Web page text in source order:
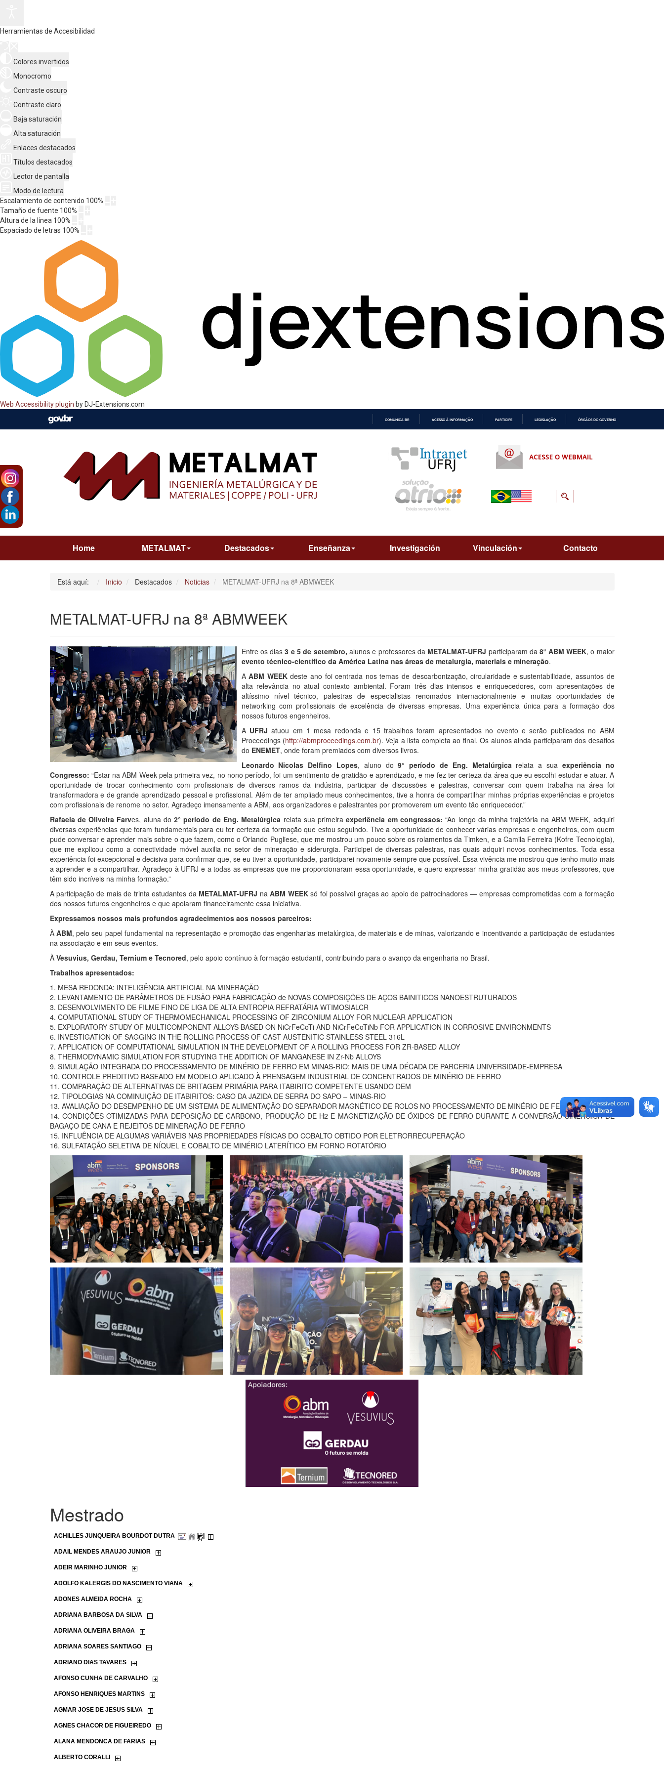
Herramientas de Accesibilidad
Colores invertidos
Monocromo
Contraste oscuro
Contraste claro
Baja saturación
Alta saturación
Enlaces destacados
Títulos destacados
Lector de pantalla
Modo de lectura
Escalamiento de contenido 100%
Tamaño de fuente 100%
Altura de la línea 100%
Espaciado de letras 100%
Web Accessibility plugin by DJ-Extensions.com
COMUNICA BR ACESSO À INFORMAÇÃO PARTICIPE LEGISLAÇÃO ÓRGÃOS DO GOVERNO
Home METALMAT Destacados Enseñanza Investigación Vinculación Contacto
Está aquí: Inicio Destacados Noticias METALMAT-UFRJ na 8ª ABMWEEK
METALMAT-UFRJ na 8ª ABMWEEK
Entre os dias3 e 5 de setembro, alunos e professores da METALMAT-UFRJ participaram da 8ª ABM WEEK, o maior
evento técnico-científico da América Latina nas áreas de metalurgia, materiais e mineração.
AABM WEEKdeste ano foi centrada nos temas de descarbonização, circularidade e sustentabilidade, assuntos de
alta relevância no atual contexto ambiental. Foram três dias intensos e enriquecedores, com apresentações de
altíssimo nível técnico, palestras de especialistas renomados internacionalmente e muitas oportunidades de
networking com profissionais de excelência de diversas empresas. Uma experiência única para a formação dos
nossos futuros engenheiros.
A UFRJ atuou em 1 mesa redonda e 15 trabalhos foram apresentados no evento e serão publicados no ABM
Proceedings (http://abmproceedings.com.br). Veja a lista completa ao final. Os alunos ainda participaram dos desafios
do ENEMET, onde foram premiados com diversos livros.
Leonardo Nicolas Delfino Lopes, aluno do 9° período de Eng. Metalúrgica relata a sua experiência no
Congresso: “Estar na ABM Week pela primeira vez, no nono período, foi um sentimento de gratidão e aprendizado, e me fez ter certeza da área que eu escolhi estudar e atuar. A
oportunidade de trocar conhecimento com profissionais de diversos ramos da indústria, participar de discussões e palestras, conversar com quem trabalha na área foi
transformadora e de grande aprendizado pessoal e profissional. Além de ter ampliado meus conhecimentos, tive a honra de compartilhar minhas próprias experiências e projetos
com profissionais de renome no setor. Agradeço imensamente a ABM, aos organizadores e palestrantes por promoverem um evento tão enriquecedor.”
Rafaela de Oliveira Farves, aluna do2° período de Eng. Metalúrgica relata sua primeiraexperiência em congressos:“Ao longo da minha trajetória na ABM WEEK, adquiri
diversas experiências que foram fundamentais para eu ter certeza da formação que estou seguindo. Tive a oportunidade de conhecer várias empresas e engenheiros, com quem
pude conversar e aprender mais sobre o que fazem, como o Orlando Pugliese, que me mostrou um pouco sobre os rolamentos da Timken, e a Camila Ferreira (Kofre Tecnologia),
que me explicou como a conectividade móvel auxilia no setor de mineração e siderurgia. Participei de diversas palestras, nas quais adquiri novos conhecimentos. Toda essa
experiência foi excepcional e decisiva para confirmar que, se eu tiver a oportunidade, participarei novamente sempre que possível. Essa vivência me mostrou que tenho muito mais
a aprender e a compartilhar. Agradeço à UFRJ e a todas as empresas que me proporcionaram essa oportunidade, e quero expressar minha gratidão aos meus professores, que
têm sido incríveis na minha formação.”
A participação de mais de trinta estudantes da METALMAT-UFRJ naABM WEEKsó foi possível graças ao apoio de patrocinadores — empresas comprometidas com a formação
dos nossos futuros engenheiros e que apoiaram financeiramente essa iniciativa.
Expressamos nossos mais profundos agradecimentos aos nossos parceiros:
À ABM, pelo seu papel fundamental na representação e promoção das engenharias metalúrgica, de materiais e de minas, valorizando e incentivando a participação de estudantes
na associação e em seus eventos.
À Vesuvius, Gerdau, Ternium e Tecnored, pelo apoio contínuo à formação estudantil, contribuindo para o avanço da engenharia no Brasil.
Trabalhos apresentados:
1. MESA REDONDA: INTELIGÊNCIA ARTIFICIAL NA MINERAÇÃO
2. LEVANTAMENTO DE PARÂMETROS DE FUSÃO PARA FABRICAÇÃO de NOVAS COMPOSIÇÕES DE AÇOS BAINITICOS NANOESTRUTURADOS
3. DESENVOLVIMENTO DE FILME FINO DE LIGA DE ALTA ENTROPIA REFRATÁRIA WTIMOSIALCR
4. COMPUTATIONAL STUDY OF THERMOMECHANICAL PROCESSING OF ZIRCONIUM ALLOY FOR NUCLEAR APPLICATION
5. EXPLORATORY STUDY OF MULTICOMPONENT ALLOYS BASED ON NiCrFeCoTi AND NiCrFeCoTiNb FOR APPLICATION IN CORROSIVE ENVIRONMENTS
6. INVESTIGATION OF SAGGING IN THE ROLLING PROCESS OF CAST AUSTENITIC STAINLESS STEEL 316L
7. APPLICATION OF COMPUTATIONAL SIMULATION IN THE DEVELOPMENT OF A ROLLING PROCESS FOR ZR-BASED ALLOY
8. THERMODYNAMIC SIMULATION FOR STUDYING THE ADDITION OF MANGANESE IN Zr-Nb ALLOYS
9. SIMULAÇÃO INTEGRADA DO PROCESSAMENTO DE MINÉRIO DE FERRO EM MINAS-RIO: MAIS DE UMA DÉCADA DE PARCERIA UNIVERSIDADE-EMPRESA
10. CONTROLE PREDITIVO BASEADO EM MODELO APLICADO À PRENSAGEM INDUSTRIAL DE CONCENTRADOS DE MINÉRIO DE FERRO
11. COMPARAÇÃO DE ALTERNATIVAS DE BRITAGEM PRIMÁRIA PARA ITABIRITO COMPETENTE USANDO DEM
12. TIPOLOGIAS NA COMINUIÇÃO DE ITABIRITOS: CASO DA JAZIDA DE SERRA DO SAPO – MINAS-RIO
13. AVALIAÇÃO DO DESEMPENHO DE UM SISTEMA DE ALIMENTAÇÃO DO SEPARADOR MAGNÉTICO DE ROLOS NO PROCESSAMENTO DE MINÉRIO DE FERRO A SECO
14. CONDIÇÕES OTIMIZADAS PARA DEPOSIÇÃO DE CARBONO, PRODUÇÃO DE H2 E MAGNETIZAÇÃO DE ÓXIDOS DE FERRO DURANTE A CONVERSÃO SINÉRGICA DE
BAGAÇO DE CANA E REJEITOS DE MINERAÇÃO DE FERRO
15. INFLUÊNCIA DE ALGUMAS VARIÁVEIS NAS PROPRIEDADES FÍSICAS DO COBALTO OBTIDO POR ELETRORRECUPERAÇÃO
16. SULFATAÇÃO SELETIVA DE NÍQUEL E COBALTO DE MINÉRIO LATERÍTICO EM FORNO ROTATÓRIO
Mestrado